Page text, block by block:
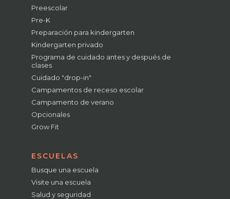
Preescolar
Pre-K
Preparación para kindergarten
Kindergarten privado
Programa de cuidado antes y después de
clases
Cuidado "drop-in"
Campamentos de receso escolar
Campamento de verano
Opcionales
Grow Fit
ESCUELAS
Busque una escuela
Visite una escuela
Salud y seguridad